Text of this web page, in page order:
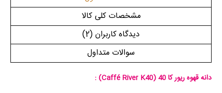
مشخصات کلی کالا
دیدگاه کاربران(2)
سوالات متداول
دانه قهوه ریور کا 40 (Caffé River K40)
: